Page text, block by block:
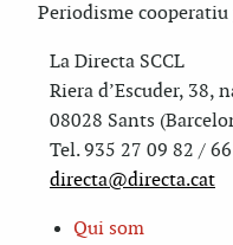
Periodisme
La Directa SCCL
Riera d’Escuder, 38,
08028 Sants
Tel. 935 27 09 82 /
directa@directa.cat
Qui som